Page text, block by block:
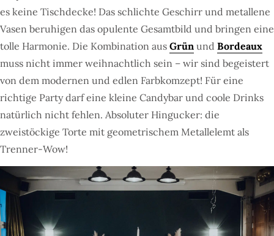
es keine Tischdecke! Das schlichte Geschirr und metallene
Vasen beruhigen das opulente Gesamtbild und bringen eine
tolle Harmonie. Die Kombination aus Grün und Bordeaux
muss nicht immer weihnachtlich sein – wir sind begeistert
von dem modernen und edlen Farbkomzept! Für eine
richtige Party darf eine kleine Candybar und coole Drinks
natürlich nicht fehlen. Absoluter Hingucker: die
zweistöckige Torte mit geometrischem Metallelemt als
Trenner-Wow!